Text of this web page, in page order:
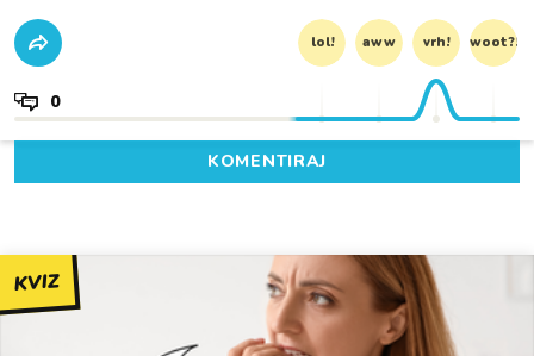
lol! aww vrh! woot?!
0
KOMENTIRAJ
KVIZ